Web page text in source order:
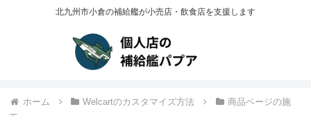
北九州市小倉の補給艦が小売店・飲食店を支援します
ホーム Welcartのカスタマイズ方法
商品ページの施